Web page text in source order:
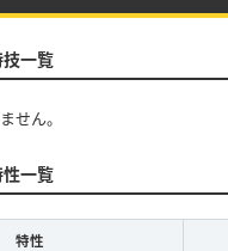
一覧
せん。
一覧
特性